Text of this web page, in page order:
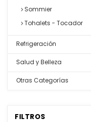
Sommier
Tohalets - Tocador
Refrigeración
Salud y Belleza
Otras Categorías
FILTROS